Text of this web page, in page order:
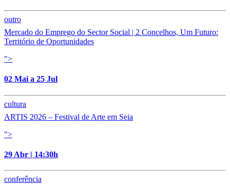
outro
Mercado do Emprego do Sector Social | 2 Concelhos, Um Futuro:
Território de Oportunidades
">
02 Mai a 25 Jul
cultura
ARTIS 2026 – Festival de Arte em Seia
">
29 Abr | 14:30h
conferência